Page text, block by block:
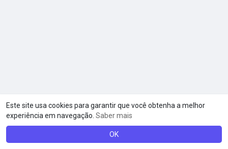
Este site usa cookies para garantir que você obtenha a melhor
experiência em navegação. Saber mais
OK